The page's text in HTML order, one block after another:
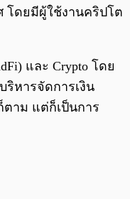
โดยมีผู้ใช้งานคริปโต
และ Crypto โดย
ริหารจัดการเงิน
ตาม แต่ก็เป็นการ